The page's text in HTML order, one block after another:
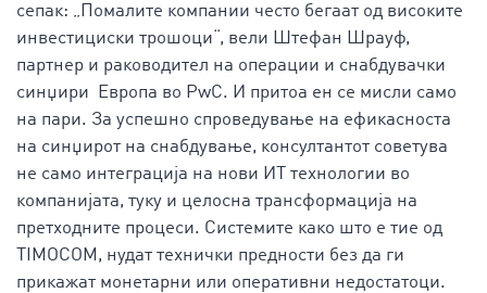
сепак: „Помалите компании често бегаат од високите
инвестициски трошоци“, вели Штефан Шрауф,
партнер и раководител на операции и снабдувачки
синџири Европа во PwC. И притоа ен се мисли само
на пари. За успешно спроведување на ефикасноста
на синџирот на снабдување, консултантот советува
не само интеграција на нови ИТ технологии во
компанијата, туку и целосна трансформација на
претходните процеси. Системите како што е тие од
TIMOCOM, нудат технички предности без да ги
прикажат монетарни или оперативни недостатоци.